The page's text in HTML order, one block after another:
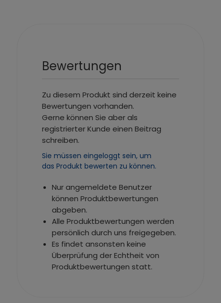
Bewertungen
Zu diesem Produkt sind derzeit keine
Bewertungen vorhanden.
Gerne können Sie aber als
registrierter Kunde einen Beitrag
schreiben.
Sie müssen eingeloggt sein, um
das Produkt bewerten zu können.
Nur angemeldete Benutzer
können Produktbewertungen
abgeben.
Alle Produktbewertungen werden
persönlich durch uns freigegeben.
Es findet ansonsten keine
Überprüfung der Echtheit von
Produktbewertungen statt.